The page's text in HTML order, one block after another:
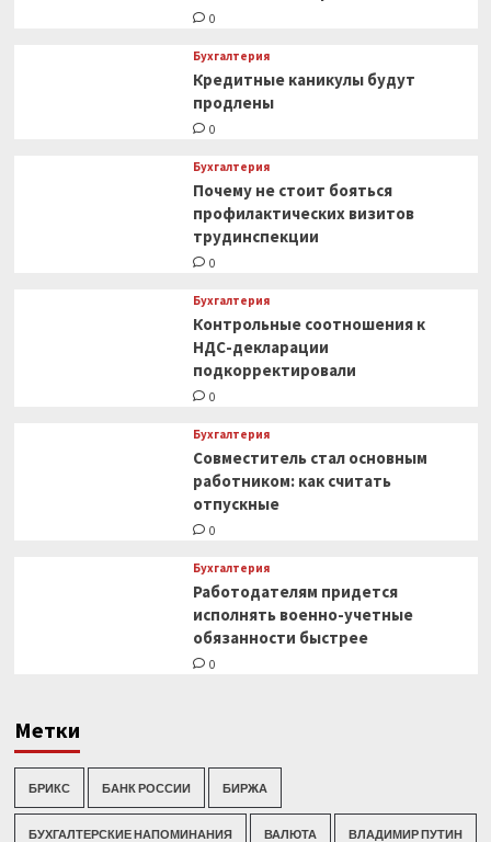
0
Бухгалтерия
Кредитные каникулы будут
продлены
0
Бухгалтерия
Почему не стоит бояться
профилактических визитов
трудинспекции
0
Бухгалтерия
Контрольные соотношения к
НДС-декларации
подкорректировали
0
Бухгалтерия
Совместитель стал основным
работником: как считать
отпускные
0
Бухгалтерия
Работодателям придется
исполнять военно-учетные
обязанности быстрее
0
Метки
БРИКС БАНК РОССИИ БИРЖА
БУХГАЛТЕРСКИЕ НАПОМИНАНИЯ ВАЛЮТА ВЛАДИМИР ПУТИН